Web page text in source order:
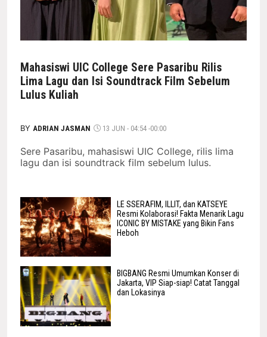
Mahasiswi UIC College Sere Pasaribu Rilis
Lima Lagu dan Isi Soundtrack Film Sebelum
Lulus Kuliah
BYADRIAN JASMAN 13 JUN - 04:54 -00:00
Sere Pasaribu, mahasiswi UIC College, rilis lima
lagu dan isi soundtrack film sebelum lulus.
LE SSERAFIM, ILLIT, dan KATSEYE
Resmi Kolaborasi! Fakta Menarik Lagu
ICONIC BY MISTAKE yang Bikin Fans
Heboh
BIGBANG Resmi Umumkan Konser di
Jakarta, VIP Siap-siap! Catat Tanggal
dan Lokasinya